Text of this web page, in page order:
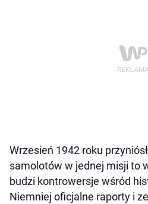
Wrzesień 1942 roku
samolotów w jednej misji to
budzi kontrowersje wśród
Niemniej oficjalne raporty i